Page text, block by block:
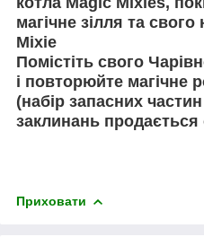
магічне зілля та
Mixie
Помістіть свого
і повторюйте магічне
(набір запасних
заклинань продається
Приховати